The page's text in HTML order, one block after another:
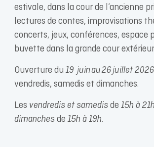
estivale, dans la cour de l’ancienne
lectures de contes, improvisations
concerts, jeux, conférences, espace
buvette dans la grande cour
Ouverture du 19 juin au 26 juillet 2026
vendredis, samedis et dimanches.
Les vendredis et samedis de 15h à
dimanches de 15h à 19h.